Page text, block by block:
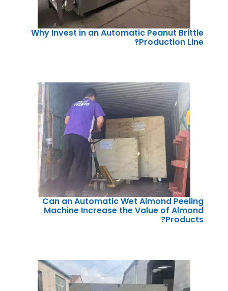
Why Invest in an Automatic Peanut Brittle
Production Line?
Can an Automatic Wet Almond Peeling
Machine Increase the Value of Almond
Products?